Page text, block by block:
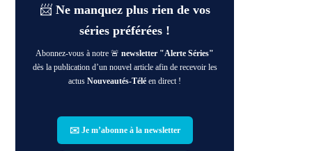
📨 Ne manquez plus rien de vos
séries préférées !
Abonnez-vous à notre 🚨newsletter "Alerte Séries"
dès la publication d’un nouvel article afin de recevoir les
actusNouveautés-Télé en direct !
✉️ Je m’abonne à la newsletter